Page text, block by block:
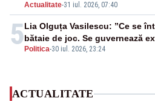
Actualitate-31 iul. 2026, 07:40
5 Politica-30 iul. 2026, 23:24
Lia Olguța Vasilescu: ”Ce se
bătaie de joc. Se guvernează
ACTUALITATE